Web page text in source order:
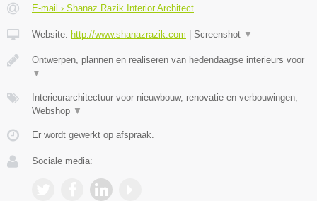
E-mail › Shanaz Razik Interior Architect
Website: http://www.shanazrazik.com Screenshot ▼
Ontwerpen, plannen en realiseren van hedendaagse interieurs voor
▼
Interieurarchitectuur voor nieuwbouw, renovatie en verbouwingen,
Webshop ▼
Er wordt gewerkt op afspraak.
Sociale media: